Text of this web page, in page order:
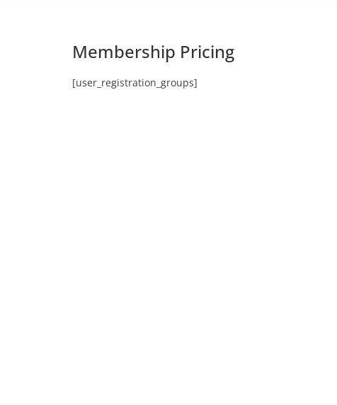
Membership Pricing
[user_registration_groups]